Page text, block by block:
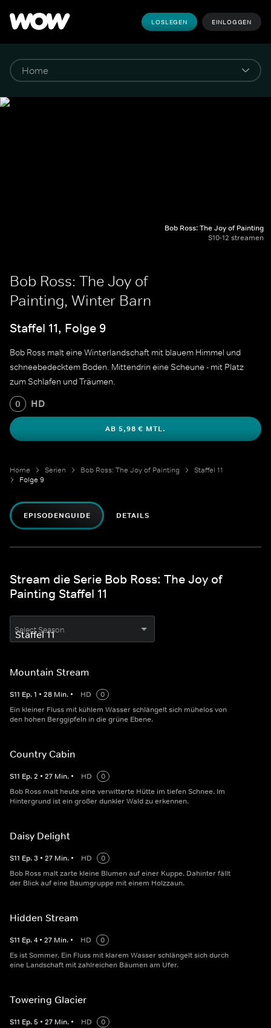
LOSLEGEN EINLOGGEN
Bob Ross: The Joy of Painting
S10-12 streamen
Bob Ross: The Joy of
Painting, Winter Barn
Staffel 11, Folge 9
Bob Ross malt eine Winterlandschaft mit blauem Himmel und
schneebedecktem Boden. Mittendrin eine Scheune - mit Platz
zum Schlafen und Träumen.
0 HD
AB 5,98 € MTL.
Home Serien Bob Ross: The Joy of Painting
Staffel 11
Folge 9
EPISODENGUIDE DETAILS
Stream die Serie Bob Ross: The Joy of
Painting Staffel 11
Select Season
Mountain Stream
S11 Ep.1 • 28 Min. • HD
0
Ein kleiner Fluss mit kühlem Wasser schlängelt sich mühelos von
den hohen Berggipfeln in die grüne Ebene.
Country Cabin
S11 Ep.2 • 27 Min. • HD
0
Bob Ross malt heute eine verwitterte Hütte im tiefen Schnee. Im
Hintergrund ist ein großer dunkler Wald zu erkennen.
Daisy Delight
S11 Ep.3 • 27 Min. • HD
0
Bob Ross malt zarte kleine Blumen auf einer Kuppe. Dahinter fällt
der Blick auf eine Baumgruppe mit einem Holzzaun.
Hidden Stream
S11 Ep.4 • 27 Min. • HD
0
Es ist Sommer. Ein Fluss mit klarem Wasser schlängelt sich durch
eine Landschaft mit zahlreichen Bäumen am Ufer.
Towering Glacier
S11 Ep.5 • 27 Min. • HD
0